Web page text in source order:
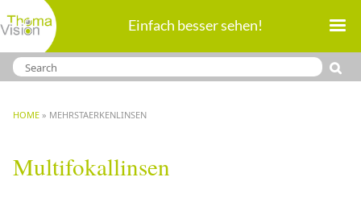
Direkt
zum
Inhalt
Einfach besser sehen!
BREADCRUMB
HOME MEHRSTAERKENLINSEN
Multifokallinsen